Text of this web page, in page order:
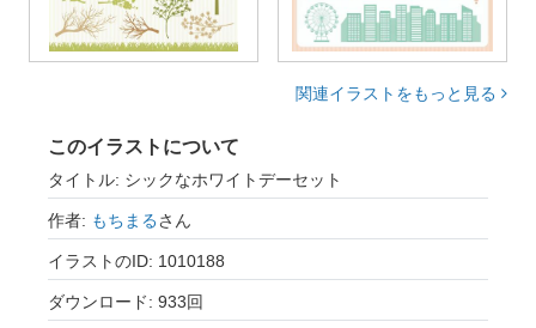
関連イラストをもっと見る
このイラストについて
タイトル: シックなホワイトデーセット
作者: もちまるさん
イラストのID: 1010188
ダウンロード: 933回